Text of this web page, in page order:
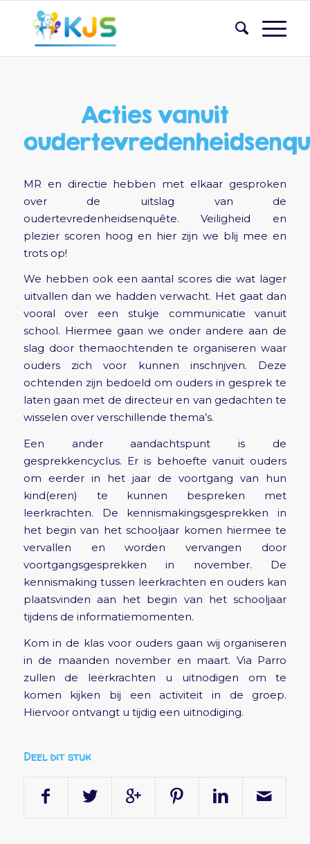
Acties vanuit
MR en directie hebben met elkaar gesproken
over de uitslag van de
oudertevredenheidsenquête. Veiligheid en
plezier scoren hoog en hier zijn we blij mee en
trots op!
We hebben ook een aantal scores die wat lager
uitvallen dan we hadden verwacht. Het gaat dan
vooral over een stukje communicatie vanuit
school. Hiermee gaan we onder andere aan de
slag door themaochtenden te organiseren waar
ouders zich voor kunnen inschrijven. Deze
ochtenden zijn bedoeld om ouders in gesprek te
laten gaan met de directeur en van gedachten te
wisselen over verschillende thema’s.
Een ander aandachtspunt is de
gesprekkencyclus. Er is behoefte vanuit ouders
om eerder in het jaar de voortgang van hun
kind(eren) te kunnen bespreken met
leerkrachten. De kennismakingsgesprekken in
het begin van het schooljaar komen hiermee te
vervallen en worden vervangen door
voortgangsgesprekken in november. De
kennismaking tussen leerkrachten en ouders kan
plaatsvinden aan het begin van het schooljaar
tijdens de informatiemomenten.
Kom in de klas voor ouders gaan wij organiseren
in de maanden november en maart. Via Parro
zullen de leerkrachten u uitnodigen om te
komen kijken bij een activiteit in de groep.
Hiervoor ontvangt u tijdig een uitnodiging.
Deel dit stuk